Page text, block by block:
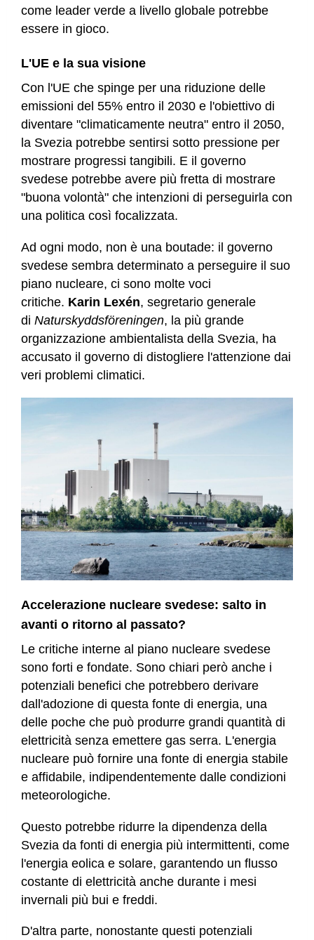
come leader verde a livello globale potrebbe
essere in gioco.
L'UE e la sua visione
Con l'UE che spinge per una riduzione delle
emissioni del 55% entro il 2030 e l'obiettivo di
diventare "climaticamente neutra" entro il 2050,
la Svezia potrebbe sentirsi sotto pressione per
mostrare progressi tangibili. E il governo
svedese potrebbe avere più fretta di mostrare
"buona volontà" che intenzioni di perseguirla con
una politica così focalizzata.
Ad ogni modo, non è una boutade: il governo
svedese sembra determinato a perseguire il suo
piano nucleare, ci sono molte voci
critiche. Karin Lexén, segretario generale
di Naturskyddsföreningen, la più grande
organizzazione ambientalista della Svezia, ha
accusato il governo di distogliere l'attenzione dai
veri problemi climatici.
Accelerazione nucleare svedese: salto in
avanti o ritorno al passato?
Le critiche interne al piano nucleare svedese
sono forti e fondate. Sono chiari però anche i
potenziali benefici che potrebbero derivare
dall'adozione di questa fonte di energia, una
delle poche che può produrre grandi quantità di
elettricità senza emettere gas serra. L'energia
nucleare può fornire una fonte di energia stabile
e affidabile, indipendentemente dalle condizioni
meteorologiche.
Questo potrebbe ridurre la dipendenza della
Svezia da fonti di energia più intermittenti, come
l'energia eolica e solare, garantendo un flusso
costante di elettricità anche durante i mesi
invernali più bui e freddi.
D'altra parte, nonostante questi potenziali